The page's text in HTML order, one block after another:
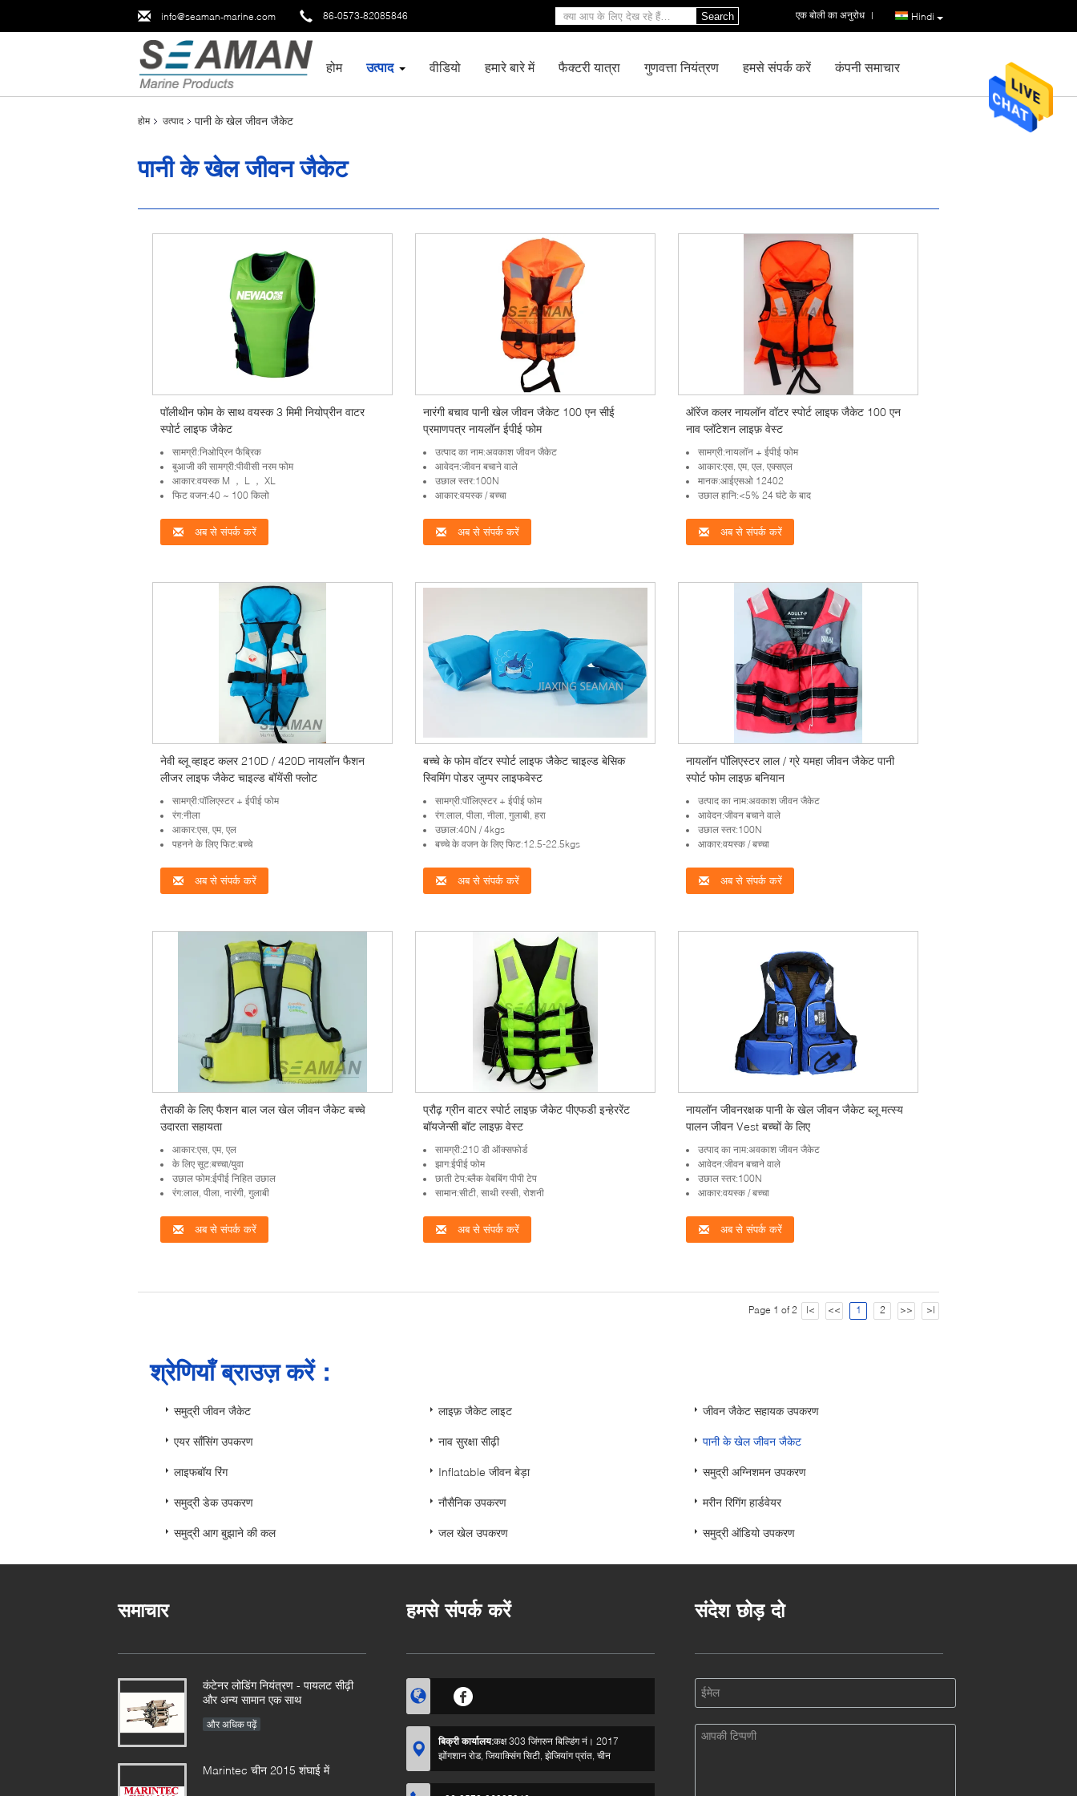
info@seaman-marine.com 86-0573-82085846 Hindi
एक बोली का अनुरोध |
Search
होम उत्पाद वीडियो हमारे बारे में फैक्टरी यात्रा गुणवत्ता नियंत्रण हमसे संपर्क करें कंपनी समाचार
होम उत्पाद पानी के खेल जीवन जैकेट
पानी के खेल जीवन जैकेट
पॉलीथीन फोम के साथ वयस्क 3 मिमी नियोप्रीन वाटर
स्पोर्ट लाइफ जैकेट
सामग्री:निओप्रिन फैब्रिक
बुआजी की सामग्री:पीवीसी नरम फोम
आकार:वयस्क M ， L ， XL
फिट वजन:40 ~ 100 किलो
अब से संपर्क करें
नारंगी बचाव पानी खेल जीवन जैकेट 100 एन सीई
प्रमाणपत्र नायलॉन ईपीई फोम
उत्पाद का नाम:अवकाश जीवन जैकेट
आवेदन:जीवन बचाने वाले
उछाल स्तर:100N
आकार:वयस्क / बच्चा
अब से संपर्क करें
ऑरेंज कलर नायलॉन वॉटर स्पोर्ट लाइफ जैकेट 100 एन
नाव प्लॉटेशन लाइफ़ वेस्ट
सामग्री:नायलॉन + ईपीई फोम
आकार:एस, एम, एल, एक्सएल
मानक:आईएसओ 12402
उछाल हानि:<5% 24 घंटे के बाद
अब से संपर्क करें
नेवी ब्लू व्हाइट कलर 210D / 420D नायलॉन फैशन
लीजर लाइफ जैकेट चाइल्ड बॉयेंसी फ्लोट
सामग्री:पॉलिएस्टर + ईपीई फोम
रंग:नीला
आकार:एस, एम, एल
पहनने के लिए फिट:बच्चे
अब से संपर्क करें
बच्चे के फोम वॉटर स्पोर्ट लाइफ जैकेट चाइल्ड बेसिक
स्विमिंग पोडर जुम्पर लाइफवेस्ट
सामग्री:पॉलिएस्टर + ईपीई फोम
रंग:लाल, पीला, नीला, गुलाबी, हरा
उछाल:40N / 4kgs
बच्चे के वजन के लिए फिट:12.5‐22.5kgs
अब से संपर्क करें
नायलॉन पॉलिएस्टर लाल / ग्रे यमहा जीवन जैकेट पानी
स्पोर्ट फोम लाइफ़ बनियान
उत्पाद का नाम:अवकाश जीवन जैकेट
आवेदन:जीवन बचाने वाले
उछाल स्तर:100N
आकार:वयस्क / बच्चा
अब से संपर्क करें
तैराकी के लिए फैशन बाल जल खेल जीवन जैकेट बच्चे
उदारता सहायता
आकार:एस, एम, एल
के लिए सूट:बच्चा/युवा
उछाल फोम:ईपीई निहित उछाल
रंग:लाल, पीला, नारंगी, गुलाबी
अब से संपर्क करें
प्रौढ़ ग्रीन वाटर स्पोर्ट लाइफ़ जैकेट पीएफडी इन्हेररेंट
बॉयजेन्सी बॉट लाइफ़ वेस्ट
सामग्री:210 डी ऑक्सफोर्ड
झाग:ईपीई फोम
छाती टेप:ब्लैक वेबबिंग पीपी टेप
सामान:सीटी, साथी रस्सी, रोशनी
अब से संपर्क करें
नायलॉन जीवनरक्षक पानी के खेल जीवन जैकेट ब्लू मत्स्य
पालन जीवन Vest बच्चों के लिए
उत्पाद का नाम:अवकाश जीवन जैकेट
आवेदन:जीवन बचाने वाले
उछाल स्तर:100N
आकार:वयस्क / बच्चा
अब से संपर्क करें
Page 1 of 2 |< << 1 2 >> >|
श्रेणियाँ ब्राउज़ करें：
समुद्री जीवन जैकेट लाइफ़ जैकेट लाइट जीवन जैकेट सहायक उपकरण
एयर साँसिंग उपकरण नाव सुरक्षा सीढ़ी पानी के खेल जीवन जैकेट
लाइफबॉय रिंग Inflatable जीवन बेड़ा समुद्री अग्निशमन उपकरण
समुद्री डेक उपकरण नौसैनिक उपकरण मरीन रिगिंग हार्डवेयर
समुद्री आग बुझाने की कल जल खेल उपकरण समुद्री ऑडियो उपकरण
समाचार
कंटेनर लोडिंग नियंत्रण - पायलट सीढ़ी
और अन्य सामान एक साथ
और अधिक पढ़ें
Marintec चीन 2015 शंघाई में
हमसे संपर्क करें
बिक्री कार्यालय:कक्ष 303 जिंगरुन बिल्डिंग नं। 2017
झोंगशान रोड, जियाक्सिंग सिटी, झेजियांग प्रांत, चीन
संदेश छोड़ दो